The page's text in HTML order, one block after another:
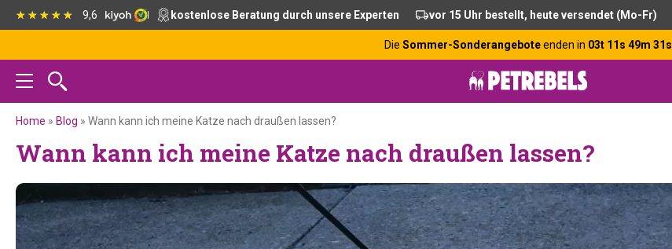
Skip
content
9,6 kostenlose Beratung durch unsere Experten vor 15 Uhr bestellt, heute versendet (Mo-Fr)
Die Sommer-Sonderangeboteenden in 03t 11s 49m 30s
Home » Blog » Wann kann ich meine Katze nach draußen lassen?
Wann kann ich meine Katze nach draußen lassen?